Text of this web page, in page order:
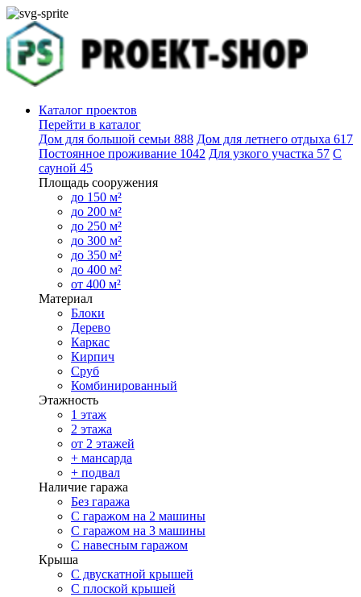
Каталог проектов
Перейти в каталог
Дом для большой семьи 888 Дом для летнего отдыха 617
Постоянное проживание 1042 Для узкого участка 57 С
сауной 45
Площадь сооружения
до 150 м²
до 200 м²
до 250 м²
до 300 м²
до 350 м²
до 400 м²
от 400 м²
Материал
Блоки
Дерево
Каркас
Кирпич
Сруб
Комбинированный
Этажность
1 этаж
2 этажа
от 2 этажей
+ мансарда
+ подвал
Наличие гаража
Без гаража
С гаражом на 2 машины
С гаражом на 3 машины
С навесным гаражом
Крыша
С двускатной крышей
С плоской крышей